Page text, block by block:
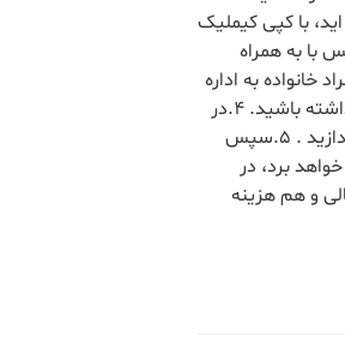
ثبت نکرده اید، با کپی کیملیک
به اداره نفوس محل سکونت خود رفته و برگه ثبت آدرس را بگیرید. ۳.سپس با به همراه
به اداره
مهاجرت شهر زندگی‌تان مراجعه می‌کنید. اگر از کارت اقامت خود کپی هم دارید، کپی آن‌ها را نیز به همراه داشته باشید. ۴.در
اداره مهاجرت بعد از دیدن مدارک توسط مامور، مبلغ ۸۰ دلار آمریکا و ۷۲لیر به بانک واقع در همان اداره بپردازید . ۵.سپس
برد، در
و هم هزینه